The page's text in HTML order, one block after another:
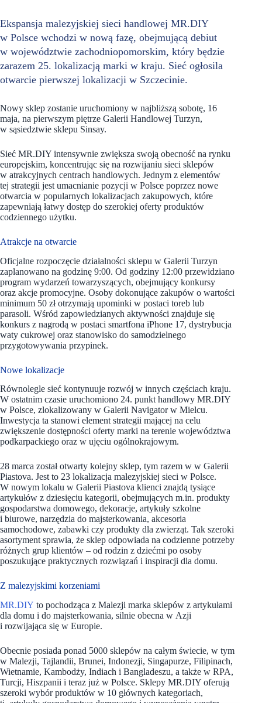
Ekspansja malezyjskiej sieci handlowej MR.DIY
w Polsce wchodzi w nową fazę, obejmującą debiut
w województwie zachodniopomorskim, który będzie
zarazem 25. lokalizacją marki w kraju. Sieć ogłosila
otwarcie pierwszej lokalizacji w Szczecinie.
Nowy sklep zostanie uruchomiony w najbliższą sobotę, 16
maja, na pierwszym piętrze Galerii Handlowej Turzyn,
w sąsiedztwie sklepu Sinsay.
Sieć MR.DIY intensywnie zwiększa swoją obecność na rynku
europejskim, koncentrując się na rozwijaniu sieci sklepów
w atrakcyjnych centrach handlowych. Jednym z elementów
tej strategii jest umacnianie pozycji w Polsce poprzez nowe
otwarcia w popularnych lokalizacjach zakupowych, które
zapewniają łatwy dostęp do szerokiej oferty produktów
codziennego użytku.
Atrakcje na otwarcie
Oficjalne rozpoczęcie działalności sklepu w Galerii Turzyn
zaplanowano na godzinę 9:00. Od godziny 12:00 przewidziano
program wydarzeń towarzyszących, obejmujący konkursy
oraz akcje promocyjne. Osoby dokonujące zakupów o wartości
minimum 50 zł otrzymają upominki w postaci toreb lub
parasoli. Wśród zapowiedzianych aktywności znajduje się
konkurs z nagrodą w postaci smartfona iPhone 17, dystrybucja
waty cukrowej oraz stanowisko do samodzielnego
przygotowywania przypinek.
Nowe lokalizacje
Równolegle sieć kontynuuje rozwój w innych częściach kraju.
W ostatnim czasie uruchomiono 24. punkt handlowy MR.DIY
w Polsce, zlokalizowany w Galerii Navigator w Mielcu.
Inwestycja ta stanowi element strategii mającej na celu
zwiększenie dostępności oferty marki na terenie województwa
podkarpackiego oraz w ujęciu ogólnokrajowym.
28 marca został otwarty kolejny sklep, tym razem w w Galerii
Piastova. Jest to 23 lokalizacja malezyjskiej sieci w Polsce.
W nowym lokalu w Galerii Piastova klienci znajdą tysiące
artykułów z dziesięciu kategorii, obejmujących m.in. produkty
gospodarstwa domowego, dekoracje, artykuły szkolne
i biurowe, narzędzia do majsterkowania, akcesoria
samochodowe, zabawki czy produkty dla zwierząt. Tak szeroki
asortyment sprawia, że sklep odpowiada na codzienne potrzeby
różnych grup klientów – od rodzin z dziećmi po osoby
poszukujące praktycznych rozwiązań i inspiracji dla domu.
Z malezyjskimi korzeniami
MR.DIY to pochodząca z Malezji marka sklepów z artykułami
dla domu i do majsterkowania, silnie obecna w Azji
i rozwijająca się w Europie.
Obecnie posiada ponad 5000 sklepów na całym świecie, w tym
w Malezji, Tajlandii, Brunei, Indonezji, Singapurze, Filipinach,
Wietnamie, Kambodży, Indiach i Bangladeszu, a także w RPA,
Turcji, Hiszpanii i teraz już w Polsce. Sklepy MR.DIY oferują
szeroki wybór produktów w 10 głównych kategoriach,